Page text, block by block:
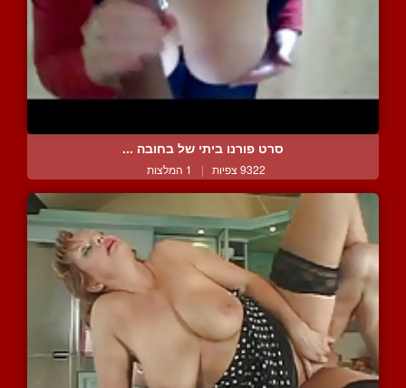
סרט פורנו ביתי של בחובה ...
9322 צפיות | 1 המלצות